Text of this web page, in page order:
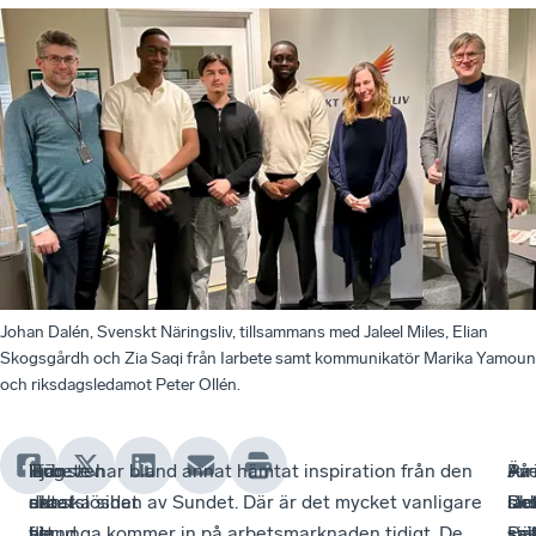
Johan Dalén, Svenskt Näringsliv, tillsammans med Jaleel Miles, Elian
Skogsgårdh och Zia Saqi från Iarbete samt kommunikatör Marika Yamoun
och riksdagsledamot Peter Ollén.
Hur
ska
Tjänsten
riktar
Hög
arbetslöshet
Iarbete har bland annat hämtat inspiration från den
danska sidan av Sundet. Där är det mycket vanligare
–
På